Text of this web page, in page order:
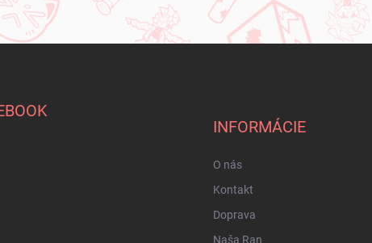
INFORMÁCIE
O nás
Kontakt
Doprava
Naša Ran